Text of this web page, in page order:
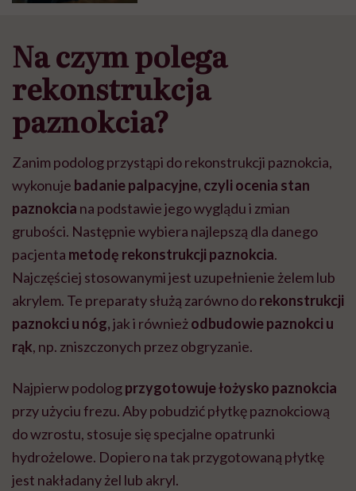
Na czym polega
rekonstrukcja
paznokcia?
Zanim podolog przystąpi do rekonstrukcji paznokcia,
wykonuje badanie palpacyjne, czyli ocenia stan
paznokcia na podstawie jego wyglądu i zmian
grubości. Następnie wybiera najlepszą dla danego
pacjenta metodę rekonstrukcji paznokcia.
Najczęściej stosowanymi jest uzupełnienie żelem lub
akrylem. Te preparaty służą zarównodorekonstrukcji
paznokci u nóg,jak i równieżodbudowie paznokci u
rąk, np. zniszczonych przez obgryzanie.
Najpierw podologprzygotowuje łożysko paznokcia
przy użyciu frezu. Aby pobudzić płytkę paznokciową
do wzrostu, stosuje się specjalne opatrunki
hydrożelowe. Dopiero na tak przygotowaną płytkę
jest nakładany żel lub akryl.